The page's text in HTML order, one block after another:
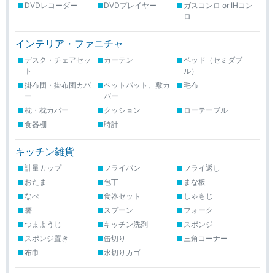
DVDレコーダー
DVDプレイヤー
ガスコンロ or IHコン
ロ
インテリア・ファニチャ
デスク・チェアセッ
ト
カーテン
ベッド（セミダブ
ル）
掛布団・掛布団カバ
ー
ベットパット、敷カ
バー
毛布
枕・枕カバー クッション
ローテーブル
食器棚
時計
キッチン雑貨
計量カップ フライパン
フライ返し
おたま
包丁
まな板
なべ
食器セット
しゃもじ
箸
スプーン
フォーク
つまようじ
キッチン洗剤
スポンジ
スポンジ置き
缶切り
三角コーナー
布巾
水切りカゴ